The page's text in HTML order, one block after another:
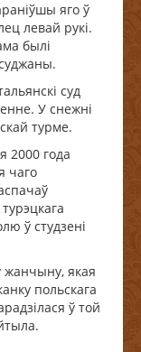
яго ў
левай рукі.
былі
суд
У снежні
турме.
2000 года
чаго
ў студзені
жанчыну, якая
польскага
ў той